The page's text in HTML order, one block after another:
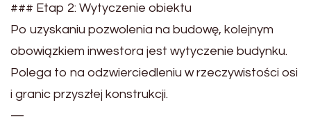
### Etap 2: Wytyczenie obiektu
Po uzyskaniu pozwolenia na budowę, kolejnym
obowiązkiem inwestora jest wytyczenie budynku.
Polega to na odzwierciedleniu w rzeczywistości osi
i granic przyszłej konstrukcji.
—